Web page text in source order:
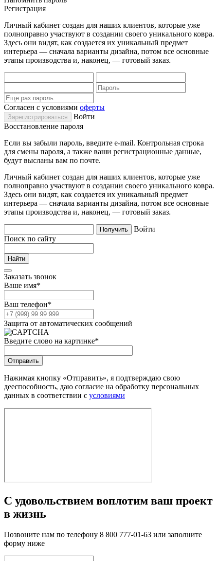
Регистрация
Личный кабинет создан для наших клиентов, которые уже
полноправно участвуют в создании своего уникального ковра.
Здесь они видят, как создается их уникальный предмет
интерьера — сначала варианты дизайна, потом все основные
этапы производства и, наконец, — готовый заказ.
Согласен с условиями оферты
Войти
Восстановление пароля
Если вы забыли пароль, введите e-mail. Контрольная строка
для смены пароля, а также ваши регистрационные данные,
будут высланы вам по почте.
Личный кабинет создан для наших клиентов, которые уже
полноправно участвуют в создании своего уникального ковра.
Здесь они видят, как создается их уникальный предмет
интерьера — сначала варианты дизайна, потом все основные
этапы производства и, наконец, — готовый заказ.
Войти
Поиск по сайту
Заказать звонок
Ваше имя*
Ваш телефон*
Защита от автоматических сообщений
Введите слово на картинке*
Нажимая кнопку «Отправить», я подтверждаю свою
дееспособность, даю согласие на обработку персональных
данных в соответствии с условиями
С удовольствием воплотим ваш проект
в жизнь
Позвоните нам по телефону 8 800 777-01-63 или заполните
форму ниже